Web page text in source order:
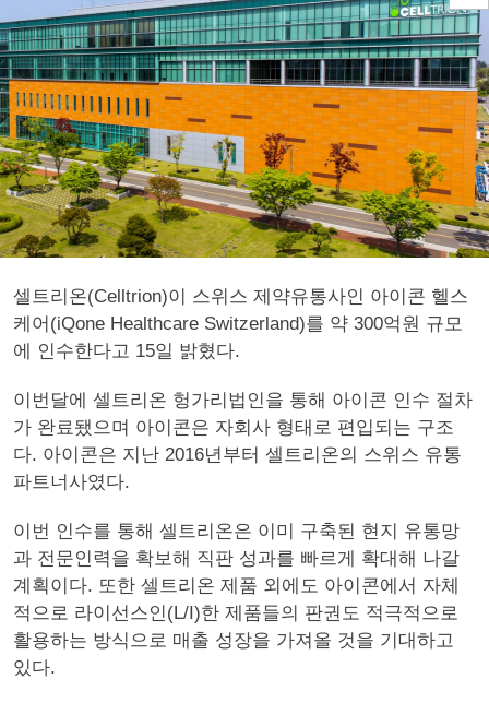
셀트리온(Celltrion)이 스위스 제약유통사인 아이콘 헬스
케어(iQone Healthcare Switzerland)를 약 300억원 규모
에 인수한다고 15일 밝혔다.
이번달에 셀트리온 헝가리법인을 통해 아이콘 인수 절차
가 완료됐으며 아이콘은 자회사 형태로 편입되는 구조
다. 아이콘은 지난 2016년부터 셀트리온의 스위스 유통
파트너사였다.
이번 인수를 통해 셀트리온은 이미 구축된 현지 유통망
과 전문인력을 확보해 직판 성과를 빠르게 확대해 나갈
계획이다. 또한 셀트리온 제품 외에도 아이콘에서 자체
적으로 라이선스인(L/I)한 제품들의 판권도 적극적으로
활용하는 방식으로 매출 성장을 가져올 것을 기대하고
있다.